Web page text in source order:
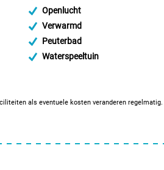
Openlucht
Verwarmd
Peuterbad
Waterspeeltuin
als eventuele kosten veranderen